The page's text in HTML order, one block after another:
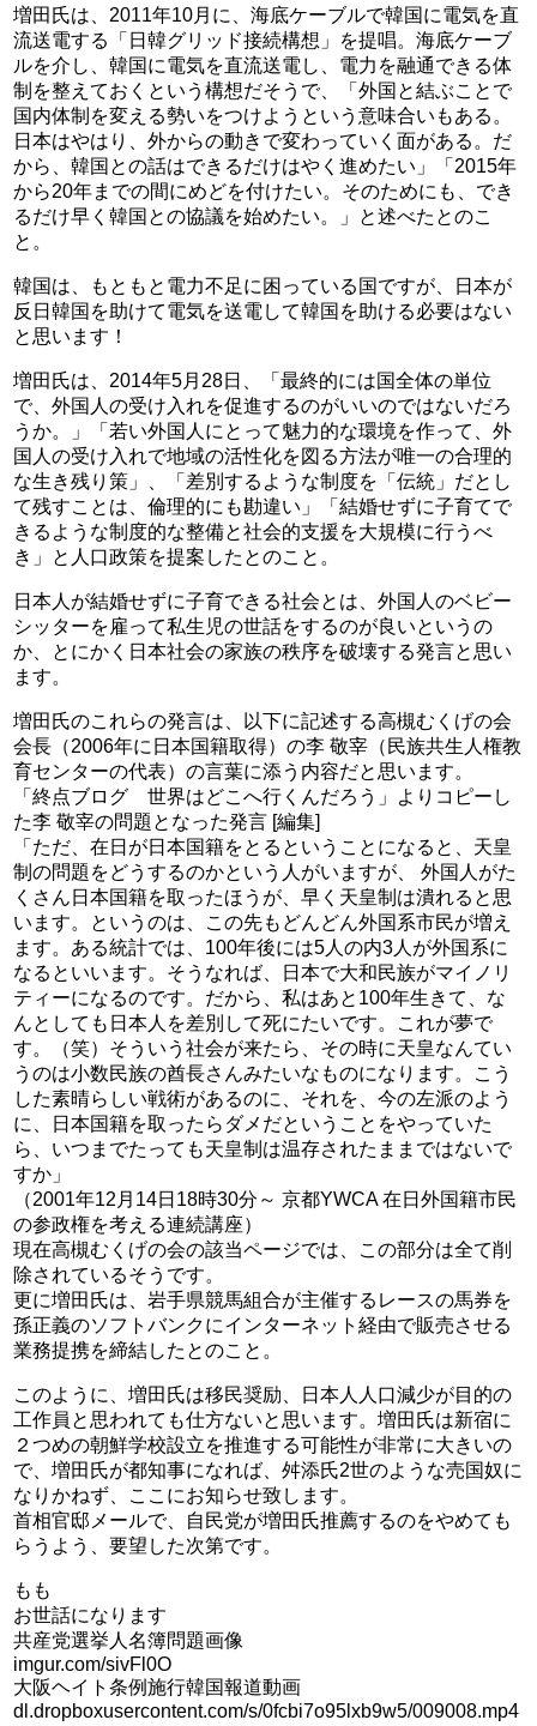
増田氏は、2011年10月に、海底ケーブルで韓国に電気を直
流送電する「日韓グリッド接続構想」を提唱。海底ケーブ
ルを介し、韓国に電気を直流送電し、電力を融通できる体
制を整えておくという構想だそうで、「外国と結ぶことで
国内体制を変える勢いをつけようという意味合いもある。
日本はやはり、外からの動きで変わっていく面がある。だ
から、韓国との話はできるだけはやく進めたい」「2015年
から20年までの間にめどを付けたい。そのためにも、でき
るだけ早く韓国との協議を始めたい。」と述べたとのこ
と。
韓国は、もともと電力不足に困っている国ですが、日本が
反日韓国を助けて電気を送電して韓国を助ける必要はない
と思います！
増田氏は、2014年5月28日、「最終的には国全体の単位
で、外国人の受け入れを促進するのがいいのではないだろ
うか。」「若い外国人にとって魅力的な環境を作って、外
国人の受け入れで地域の活性化を図る方法が唯一の合理的
な生き残り策」、「差別するような制度を「伝統」だとし
て残すことは、倫理的にも勘違い」「結婚せずに子育てで
きるような制度的な整備と社会的支援を大規模に行うべ
き」と人口政策を提案したとのこと。
日本人が結婚せずに子育できる社会とは、外国人のベビー
シッターを雇って私生児の世話をするのが良いというの
か、とにかく日本社会の家族の秩序を破壊する発言と思い
ます。
増田氏のこれらの発言は、以下に記述する高槻むくげの会
会長（2006年に日本国籍取得）の李 敬宰（民族共生人権教
育センターの代表）の言葉に添う内容だと思います。
「終点ブログ 世界はどこへ行くんだろう」よりコピーし
た李 敬宰の問題となった発言 [編集]
「ただ、在日が日本国籍をとるということになると、天皇
制の問題をどうするのかという人がいますが、 外国人がた
くさん日本国籍を取ったほうが、早く天皇制は潰れると思
います。というのは、この先もどんどん外国系市民が増え
ます。ある統計では、100年後には5人の内3人が外国系に
なるといいます。そうなれば、日本で大和民族がマイノリ
ティーになるのです。だから、私はあと100年生きて、な
んとしても日本人を差別して死にたいです。これが夢で
す。（笑）そういう社会が来たら、その時に天皇なんてい
うのは小数民族の酋長さんみたいなものになります。こう
した素晴らしい戦術があるのに、それを、今の左派のよう
に、日本国籍を取ったらダメだということをやっていた
ら、いつまでたっても天皇制は温存されたままではないで
すか」
（2001年12月14日18時30分～ 京都YWCA 在日外国籍市民
の参政権を考える連続講座）
現在高槻むくげの会の該当ページでは、この部分は全て削
除されているそうです。
更に増田氏は、岩手県競馬組合が主催するレースの馬券を
孫正義のソフトバンクにインターネット経由で販売させる
業務提携を締結したとのこと。
このように、増田氏は移民奨励、日本人人口減少が目的の
工作員と思われても仕方ないと思います。増田氏は新宿に
２つめの朝鮮学校設立を推進する可能性が非常に大きいの
で、増田氏が都知事になれば、舛添氏2世のような売国奴に
なりかねず、ここにお知らせ致します。
首相官邸メールで、自民党が増田氏推薦するのをやめても
らうよう、要望した次第です。
もも
お世話になります
共産党選挙人名簿問題画像
imgur.com/sivFl0O
大阪ヘイト条例施行韓国報道動画
dl.dropboxusercontent.com/s/0fcbi7o95lxb9w5/009008.mp4